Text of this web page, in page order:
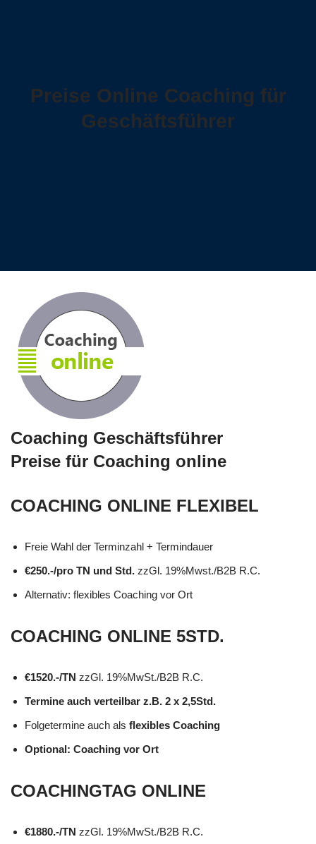
Preise Online Coaching für
Geschäftsführer
Coaching Geschäftsführer
Preise für Coaching online
COACHING ONLINE FLEXIBEL
Freie Wahl der Terminzahl + Termindauer
€250.-/pro TN und Std. zzGl. 19%Mwst./B2B R.C.
Alternativ: flexibles Coaching vor Ort
COACHING ONLINE 5STD.
€1520.-/TN zzGl. 19%MwSt./B2B R.C.
Termine auch verteilbar z.B. 2 x 2,5Std.
Folgetermine auch als flexibles Coaching
Optional: Coaching vor Ort
COACHINGTAG ONLINE
€1880.-/TN zzGl. 19%MwSt./B2B R.C.